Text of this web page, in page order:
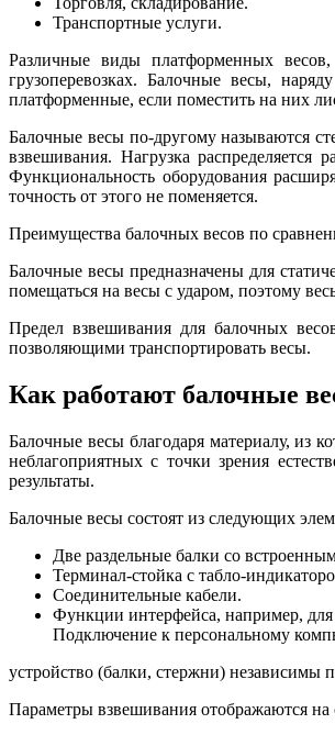
Транспортные услуги.
Различные виды платформенных весов,
грузоперевозках. Балочные весы,
платформенные, если поместить на них
Балочные весы по-другому называются
взвешивания. Нагрузка
Функциональность оборудования
точность от этого не поменяется.
Преимущества балочных весов по
Балочные весы предназначены для
помещаться на весы с ударом, поэтому
Предел взвешивания для балочных
позволяющими транспортировать весы.
Как работают балочные
Балочные весы благодаря материалу, из
неблагоприятных с точки зрения
результаты.
Балочные весы состоят из следующих
Две раздельные балки со
Терминал-стойка с табло-
Соединительные кабели.
Функции интерфейса, например,
Подключение к персональному
устройство (балки, стержни) независимы
Параметры взвешивания отображаются на